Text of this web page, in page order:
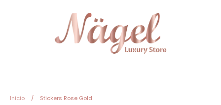
MARCAS DE ACRILICOS & GEL PINCELES (por tipos)
Inicio / Stickers Rose Gold